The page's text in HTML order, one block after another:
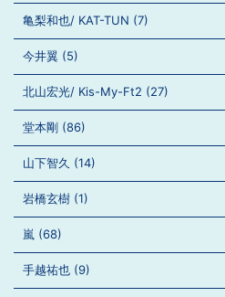
亀梨和也/ KAT-TUN (7)
今井翼 (5)
北山宏光/ Kis-My-Ft2 (27)
堂本剛 (86)
山下智久 (14)
岩橋玄樹 (1)
嵐 (68)
手越祐也 (9)